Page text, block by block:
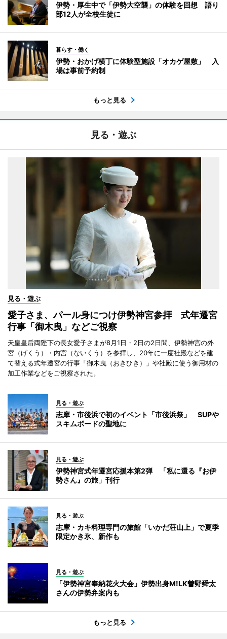
伊勢・厚生中で「伊勢大空襲」の体験を回想 語り
部12人が全校生徒に
暮らす・働く
伊勢・おかげ横丁に体験型施設「オカゲ屋敷」 入
場は事前予約制
もっと見る
見る・遊ぶ
見る・遊ぶ
愛子さま、パール身につけ伊勢神宮参拝 式年遷宮
行事「御木曳」などご視察
天皇皇后両陛下の長女愛子さまが8月1日・2日の2日間、伊勢神宮の外
宮（げくう）・内宮（ないくう）を参拝し、20年に一度社殿などを建
て替える式年遷宮の行事「御木曳（おきひき）」や社殿に使う御用材の
加工作業などをご視察された。
見る・遊ぶ
志摩・市後浜で初のイベント「市後浜祭」 SUPや
スキムボードの聖地に
見る・遊ぶ
伊勢神宮式年遷宮応援本第2弾 「私に還る『お伊
勢さん』の旅」刊行
見る・遊ぶ
志摩・カキ料理専門の旅館「いかだ荘山上」で夏季
限定かき氷、新作も
見る・遊ぶ
「伊勢神宮奉納花火大会」伊勢出身M!LK曽野舜太
さんの伊勢弁案内も
もっと見る